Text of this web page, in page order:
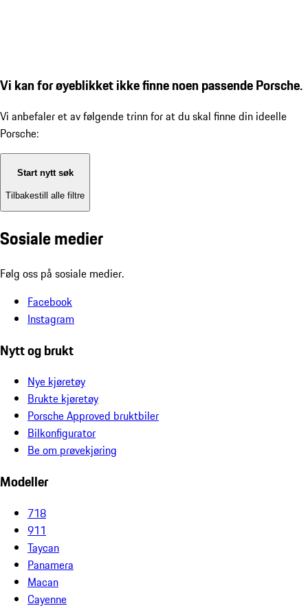
Vi kan for øyeblikket ikke finne noen passende Porsche.
Vi anbefaler et av følgende trinn for at du skal finne din ideelle
Porsche:
Start nytt søk
Tilbakestill alle filtre
Sosiale medier
Følg oss på sosiale medier.
Facebook
Instagram
Nytt og brukt
Nye kjøretøy
Brukte kjøretøy
Porsche Approved bruktbiler
Bilkonfigurator
Be om prøvekjøring
Modeller
718
911
Taycan
Panamera
Macan
Cayenne